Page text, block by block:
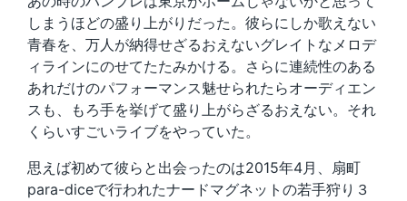
しまうほどの盛り上がりだった。彼らにしか歌えない
青春を、万人が納得せざるおえないグレイトなメロデ
ィラインにのせてたたみかける。さらに連続性のある
あれだけのパフォーマンス魅せられたらオーディエン
スも、もろ手を挙げて盛り上がらざるおえない。それ
くらいすごいライブをやっていた。
思えば初めて彼らと出会ったのは2015年4月、扇町
para-diceで行われたナードマグネットの若手狩り３